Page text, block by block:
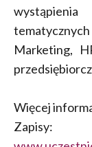
Marketing,
Więcej
Zapisy: